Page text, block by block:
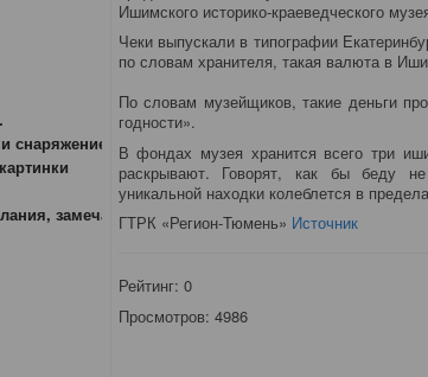
Ишимского историко-краеведческого
Чеки выпускали в типографии
по словам хранителя, такая валюта в
По словам музейщиков, такие деньги
годности».
В фондах музея хранится всего три
раскрывают. Говорят, как бы беду
уникальной находки колеблется в
ГТРК «Регион-Тюмень» Источник
Рейтинг: 0
Просмотров: 4986
снаряжение
замечания.